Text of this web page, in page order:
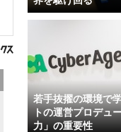
若手抜擢の環境で
トの運営プロデュ
力」の重要性